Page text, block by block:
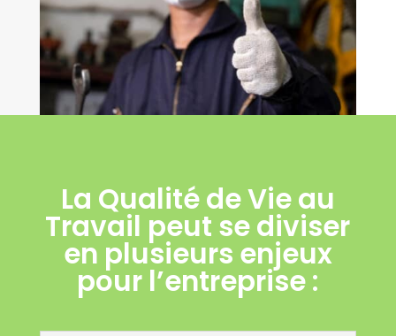
La Qualité de Vie au
Travail peut se diviser
en plusieurs enjeux
pour l’entreprise :